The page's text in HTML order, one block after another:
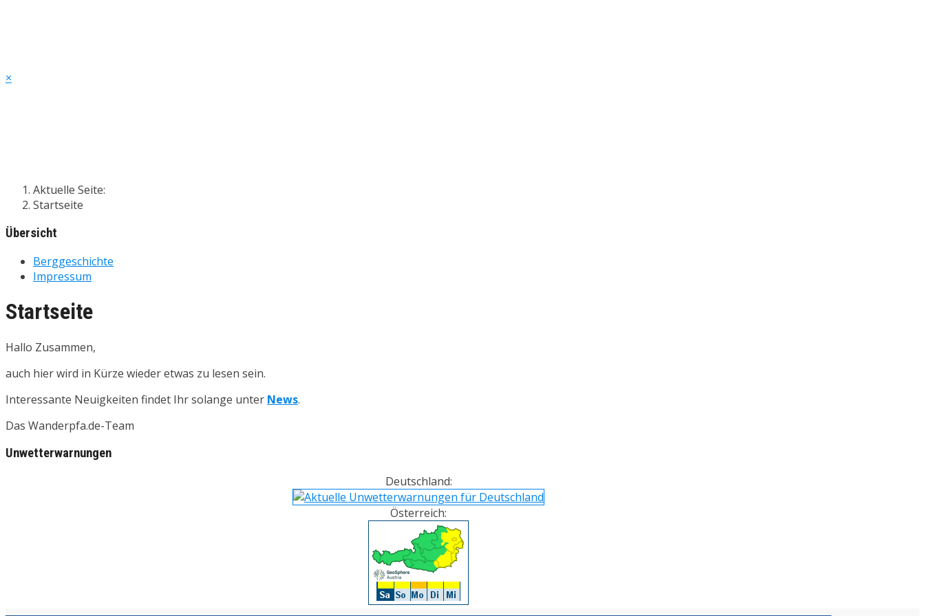
×
Aktuelle Seite:
Startseite
Übersicht
Berggeschichte
Impressum
Startseite
Hallo Zusammen,
auch hier wird in Kürze wieder etwas zu lesen sein.
Interessante Neuigkeiten findet Ihr solange unter News.
Das Wanderpfa.de-Team
Unwetterwarnungen
Deutschland:
Österreich: